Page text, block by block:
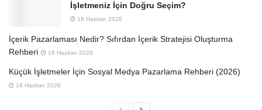
İşletmeniz İçin Doğru Seçim?
18 Haziran 2026
İçerik Pazarlaması Nedir? Sıfırdan İçerik Stratejisi Oluşturma
Rehberi
18 Haziran 2026
Küçük İşletmeler İçin Sosyal Medya Pazarlama Rehberi (2026)
18 Haziran 2026